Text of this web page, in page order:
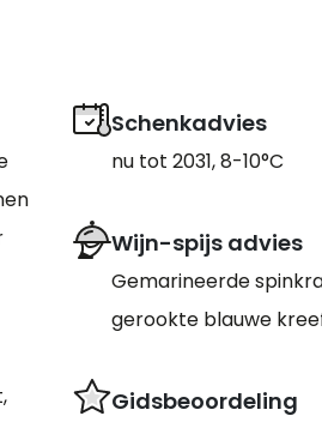
Schenkadvies
nu tot 2031, 8-10°C
Wijn-spijs advies
Gemarineerde
gerookte blauwe
Gidsbeoordeling